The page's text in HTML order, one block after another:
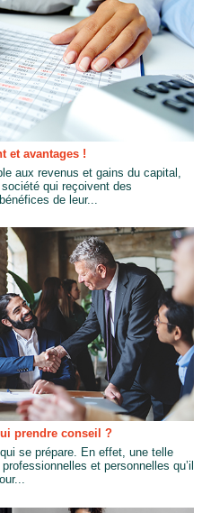
et avantages !
aux revenus et gains du capital,
qui reçoivent des
de leur...
prendre conseil ?
se prépare. En effet, une telle
et personnelles qu’il